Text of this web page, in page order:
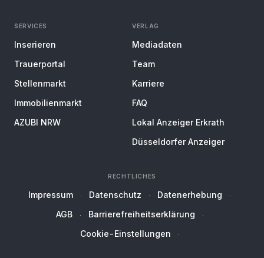
SERVICES
Inserieren
Trauerportal
Stellenmarkt
Immobilienmarkt
AZUBI NRW
VERLAG
Mediadaten
Team
Karriere
FAQ
Lokal Anzeiger Erkrath
Düsseldorfer Anzeiger
RECHTLICHES
Impressum Datenschutz
Datenerhebung
AGB
Barrierefreiheitserklärung
Cookie-Einstellungen